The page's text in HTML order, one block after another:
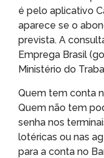
é pelo aplicativo
aparece se o
prevista. A
Emprega Brasil
Ministério do
Quem tem conta
Quem não tem
senha nos
lotéricas ou nas
para a conta no